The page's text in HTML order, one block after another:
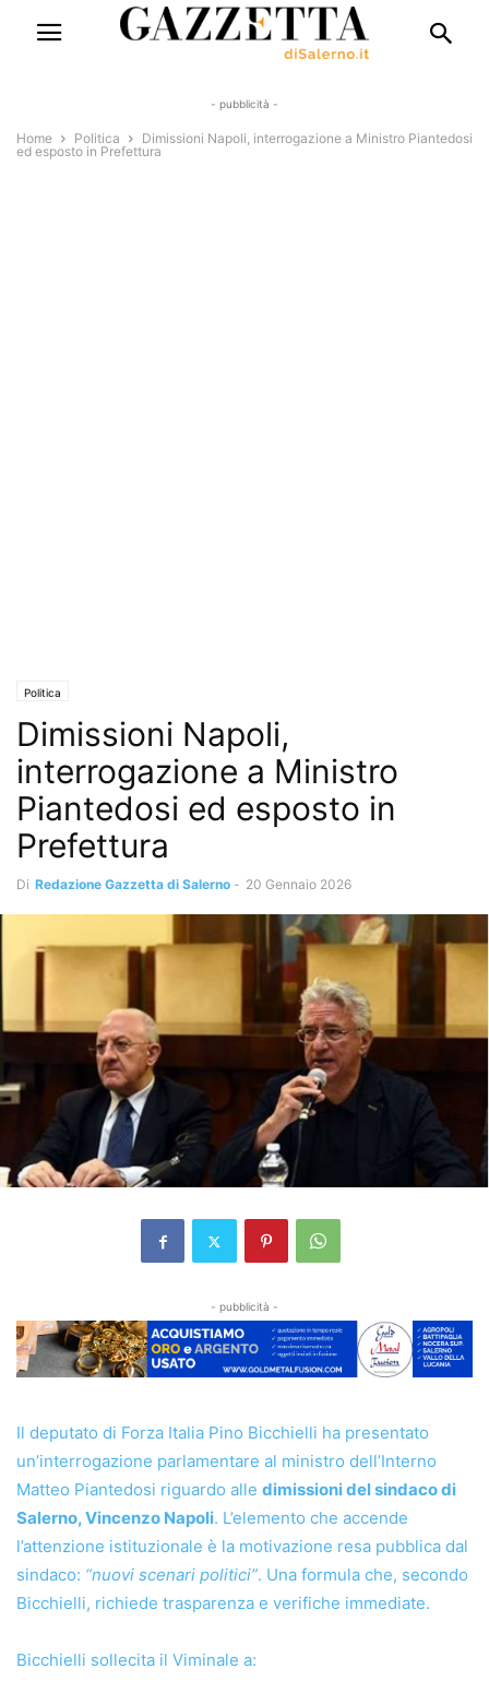
- pubblicità -
Home Politica
Dimissioni Napoli, interrogazione a Ministro Piantedosi
ed esposto in Prefettura
Politica
Dimissioni Napoli,
interrogazione a Ministro
Piantedosi ed esposto in
Prefettura
Di Redazione Gazzetta di Salerno - 20 Gennaio 2026
- pubblicità -
Il deputato di Forza Italia Pino Bicchielli ha presentato
un’interrogazione parlamentare al ministro dell’Interno
Matteo Piantedosi riguardo alle dimissioni del sindaco di
Salerno, Vincenzo Napoli. L’elemento che accende
l’attenzione istituzionale è la motivazione resa pubblica dal
sindaco: “nuovi scenari politici”. Una formula che, secondo
Bicchielli, richiede trasparenza e verifiche immediate.
Bicchielli sollecita il Viminale a: